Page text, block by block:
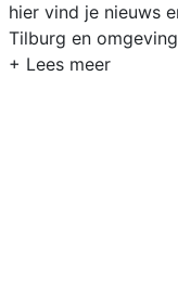
hier vind je nieuws
Tilburg en